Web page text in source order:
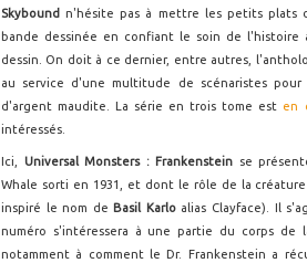
Skyboundn'hésite pas à mettre les petits plats
bande dessinée en confiant le soin de l'histoire
dessin. On doit à ce dernier, entre autres,
au service d'une multitude de scénaristes
d'argent maudite. La série en trois tome est en
intéressés.
Ici, Universal Monsters : Frankenstein se
Whale sorti en 1931, et dont le rôle de la
inspiré le nom de Basil Karlo alias Clayface). Il
numéro s'intéressera à une partie du corps de
notamment à comment le Dr. Frankenstein a